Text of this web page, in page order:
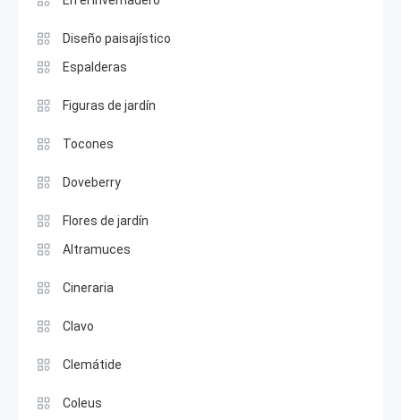
Diseño paisajístico
Espalderas
Figuras de jardín
Tocones
Doveberry
Flores de jardín
Altramuces
Cineraria
Clavo
Clemátide
Coleus